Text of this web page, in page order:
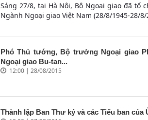
Sáng 27/8, tại Hà Nội, Bộ Ngoại giao đã tổ
Ngành Ngoại giao Việt Nam (28/8/1945-28/8/
Phó Thủ tướng, Bộ trưởng Ngoại giao
Ngoại giao Bu-tan...
12:00 | 28/08/2015
Thành lập Ban Thư ký và các Tiểu ban của